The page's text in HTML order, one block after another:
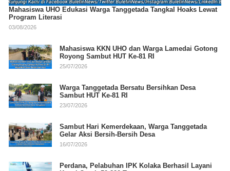
Mahasiswa UHO Edukasi Warga Tanggetada Tangkal Hoaks Lewat
Program Literasi
03/08/2026
Mahasiswa KKN UHO dan Warga Lamedai Gotong
Royong Sambut HUT Ke-81 RI
25/07/2026
Warga Tanggetada Bersatu Bersihkan Desa
Sambut HUT Ke-81 RI
23/07/2026
Sambut Hari Kemerdekaan, Warga Tanggetada
Gelar Aksi Bersih-Bersih Desa
16/07/2026
Perdana, Pelabuhan IPK Kolaka Berhasil Layani